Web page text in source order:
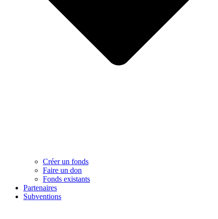
Créer un fonds
Faire un don
Fonds existants
Partenaires
Subventions